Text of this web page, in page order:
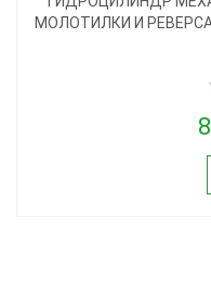
МОЛОТИЛКИ И